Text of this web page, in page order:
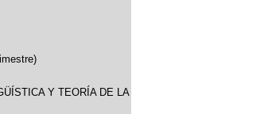
Y TEORÍA DE LA